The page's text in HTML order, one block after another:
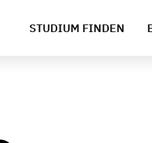
STUDIUM FINDEN